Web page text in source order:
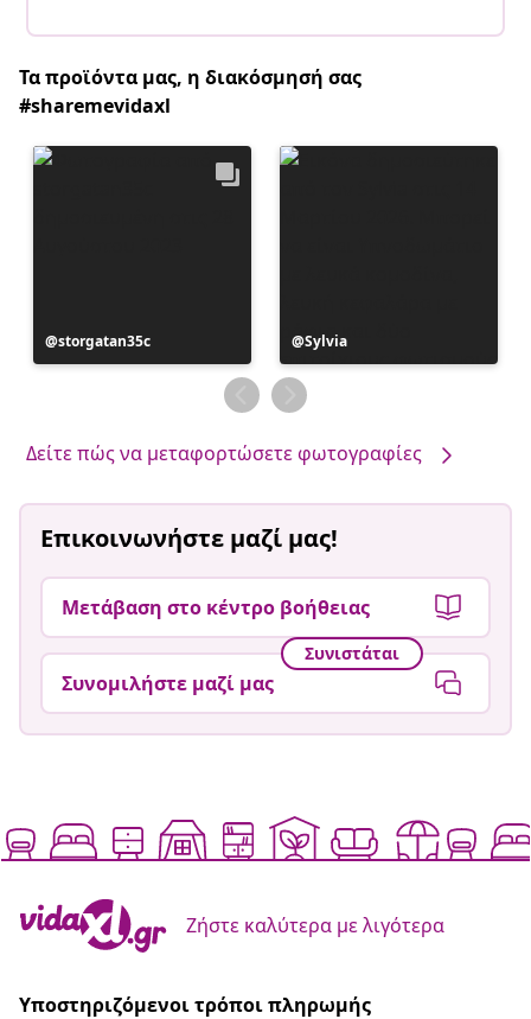
Τα προϊόντα μας, η διακόσμησή σας
#sharemevidaxl
Η
ανάρτηση
storgatan35c
Η
ανάρτηση
δημοσιεύθηκε
από
Sylvia
Δείτε πώς να μεταφορτώσετε φωτογραφίες
Επικοινωνήστε μαζί μας!
Μετάβαση στο κέντρο βοήθειας
Συνιστάται
Συνομιλήστε μαζί μας
Ζήστε καλύτερα με λιγότερα
Υποστηριζόμενοι τρόποι πληρωμής